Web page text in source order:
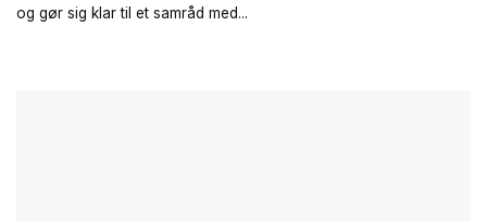
og gør sig klar til et samråd med...